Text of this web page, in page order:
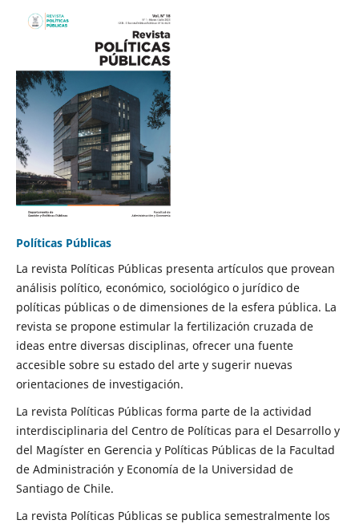
Políticas Públicas
La revista Políticas Públicas presenta artículos que provean
análisis político, económico, sociológico o jurídico de
políticas públicas o de dimensiones de la esfera pública. La
revista se propone estimular la fertilización cruzada de
ideas entre diversas disciplinas, ofrecer una fuente
accesible sobre su estado del arte y sugerir nuevas
orientaciones de investigación.
La revista Políticas Públicas forma parte de la actividad
interdisciplinaria del Centro de Políticas para el Desarrollo y
del Magíster en Gerencia y Políticas Públicas de la Facultad
de Administración y Economía de la Universidad de
Santiago de Chile.
La revista Políticas Públicas se publica semestralmente los